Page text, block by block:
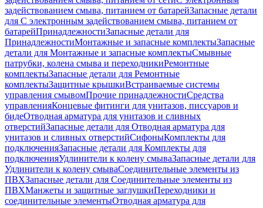
задействованием смыва, питанием от батарейЗапасные детали
для С электронным задействованием смыва, питанием от
батарейПринадлежностиЗапасные детали для
ПринадлежностиМонтажные и запасные комплектыЗапасные
детали для Монтажные и запасные комплектыСмывные
патрубки, колена смыва и переходникиРемонтные
комплектыЗапасные детали для Ремонтные
комплектыЗащитные крышкиВстраиваемые системы
управления смывомПрочие принадлежностиСредства
управленияКонцевые фитинги для унитазов, писсуаров и
бидеОтводная арматура для унитазов и сливных
отверстийЗапасные детали для Отводная арматура для
унитазов и сливных отверстийСифоныКомплекты для
подключенияЗапасные детали для Комплекты для
подключенияУдлинители к колену смываЗапасные детали для
Удлинители к колену смываСоединительные элементы из
ПВХЗапасные детали для Соединительные элементы из
ПВХМанжеты и защитные заглушкиПереходники и
соединительные элементыОтводная арматура для